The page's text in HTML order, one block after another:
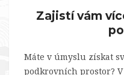
Zajistí vám
Máte v úmyslu získat
podkrovních prostor? V